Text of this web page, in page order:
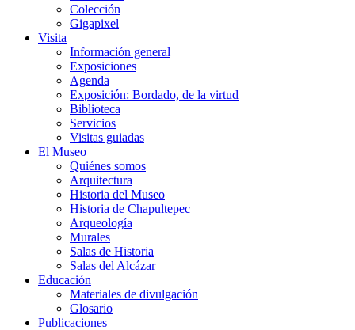
Colección
Gigapixel
Visita
Información general
Exposiciones
Agenda
Exposición: Bordado, de la virtud
Biblioteca
Servicios
Visitas guiadas
El Museo
Quiénes somos
Arquitectura
Historia del Museo
Historia de Chapultepec
Arqueología
Murales
Salas de Historia
Salas del Alcázar
Educación
Materiales de divulgación
Glosario
Publicaciones